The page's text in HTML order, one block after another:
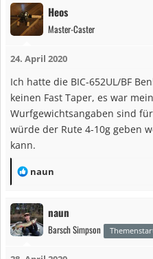
Heos
Master-Caster
24. April 2020
Ich hatte die BIC-652UL/BF
keinen Fast Taper, es war
Wurfgewichtsangaben sind
würde der Rute 4-10g geben
kann.
R
a
k
t
naun
naun
Barsch Simpson